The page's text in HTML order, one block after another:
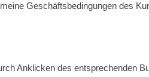
Geschäftsbedingungen des
Anklicken des entsprechenden